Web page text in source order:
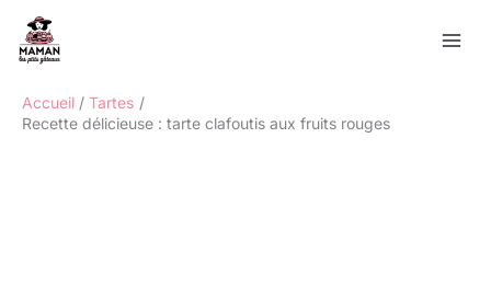
contenu
Accueil
Tartes
Recette délicieuse : tarte clafoutis aux fruits rouges
Rechercher